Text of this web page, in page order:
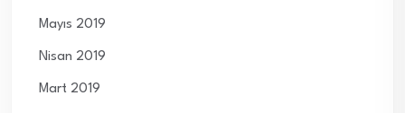
Mayıs 2019
Nisan 2019
Mart 2019